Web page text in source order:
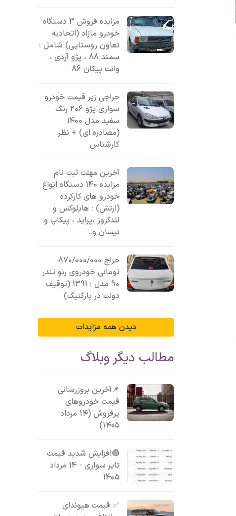
مزایده فروش 3 دستگاه
خودرو مازاد (اتحادیه
تعاون روستایی) شامل :
سمند 88 ، پژو آردی ،
وانت پیکان 86
حراجی زیر قیمت خودرو
سواری پژو 206 رنگ
سفید مدل 1400
(مصادره ای) + نظر
کارشناس
آخرین مهلت ثبت نام
مزایده 140 دستگاه انواع
خودرو های کارکرده
(ارتش) : هایلوکس و
لندکروز ،پراید ، پیکاپ و
نیسان و..
حراج 870/000/000
تومانی خودروی رنو تندر
90 مدل : 1391 (توقیف
دولت در پارکنیگ)
دیدن همه مزایدات
مطالب دیگر وبلاگ
📌آخرین بروزرسانی
قیمت خودروهای
پرفروش (۱۴ مرداد
۱۴۰۵)
🔴افزایش شدید قیمت
تایر سواری - 14 مرداد
1405
✅ قیمت هیوندای